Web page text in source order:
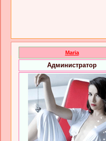
Maria
Администратор